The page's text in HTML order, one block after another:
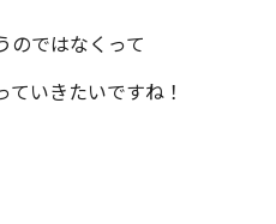
のではなくって
ていきたいですね！